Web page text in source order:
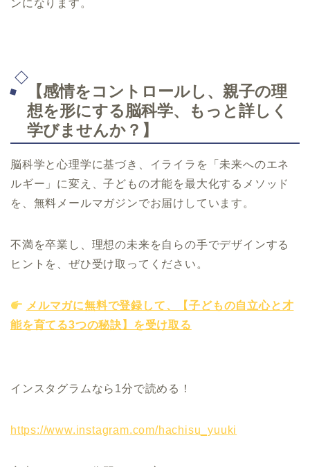
ンになります。
【感情をコントロールし、親子の理
想を形にする脳科学、もっと詳しく
学びませんか？】
脳科学と心理学に基づき、イライラを「未来へのエネ
ルギー」に変え、子どもの才能を最大化するメソッド
を、無料メールマガジンでお届けしています。
不満を卒業し、理想の未来を自らの手でデザインする
ヒントを、ぜひ受け取ってください。
メルマガに無料で登録して、【子どもの自立心と才
能を育てる3つの秘訣】を受け取る
インスタグラムなら1分で読める！
https://www.instagram.com/hachisu_yuuki